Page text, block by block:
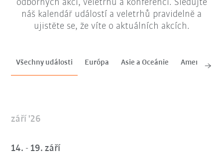
odborných akcí, veletrhů a konferencí. Sledujte
náš kalendář událostí a veletrhů pravidelně a
ujistěte se, že víte o aktuálních akcích.
Všechny události Európa Asie a Oceánie Amerika
září '26
14. - 19. září